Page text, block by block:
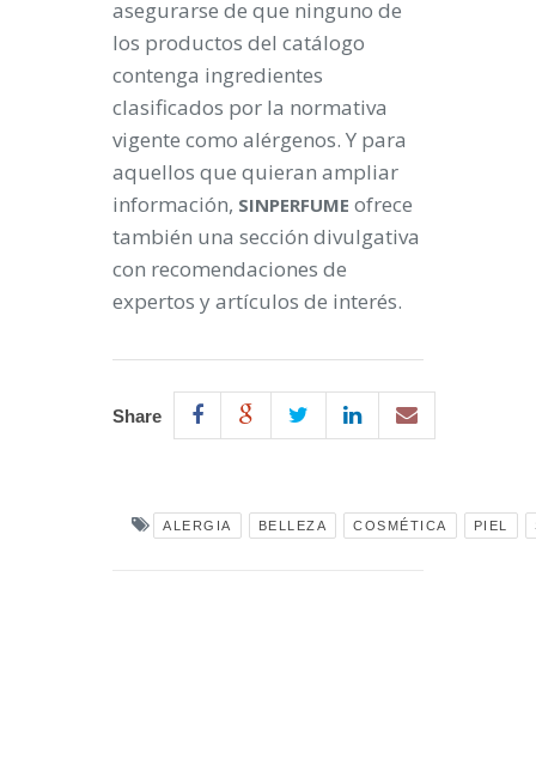
asegurarse de que ninguno de
los productos del catálogo
contenga ingredientes
clasificados por la normativa
vigente como alérgenos. Y para
aquellos que quieran ampliar
información, SINPERFUME ofrece
también una sección divulgativa
con recomendaciones de
expertos y artículos de interés.
Share
ALERGIA BELLEZA COSMÉTICA PIEL